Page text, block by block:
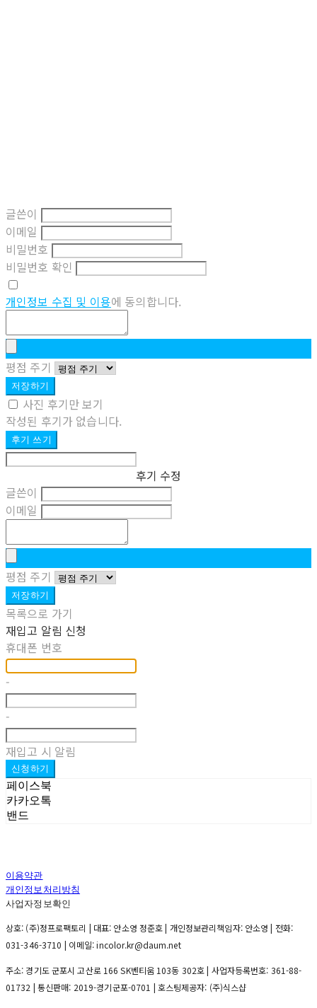
글쓴이
이메일
비밀번호
비밀번호 확인
개인정보 수집 및 이용에 동의합니다.
평점 주기
저장하기
사진 후기만 보기
작성된 후기가 없습니다.
후기 쓰기
후기 수정
글쓴이
이메일
평점 주기
저장하기
목록으로 가기
재입고 알림 신청
휴대폰 번호
-
-
재입고 시 알림
신청하기
페이스북
카카오톡
밴드
이용약관
개인정보처리방침
사업자정보확인
상호: (주)정프로팩토리 | 대표: 안소영 정준호 | 개인정보관리책임자: 안소영 | 전화:
031-346-3710 | 이메일: incolor.kr@daum.net
주소: 경기도 군포시 고산로 166 SK벤티움 103동 302호 | 사업자등록번호: 361-88-
01732 | 통신판매: 2019-경기군포-0701 | 호스팅제공자: (주)식스샵